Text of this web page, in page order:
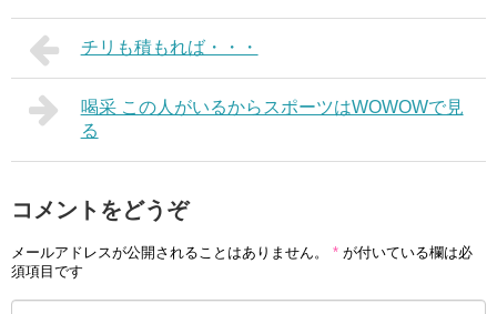
チリも積もれば・・・
喝采 この人がいるからスポーツはWOWOWで見
る
コメントをどうぞ
メールアドレスが公開されることはありません。 * が付いている欄は必
須項目です